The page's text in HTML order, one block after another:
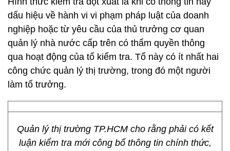
dấu hiệu về hành vi vi phạm pháp luật của doanh
nghiệp hoặc từ yêu cầu của thủ trưởng cơ quan
quản lý nhà nước cấp trên có thẩm quyền thông
qua hoạt động của tổ kiểm tra. Tổ này có ít nhất hai
công chức quản lý thị trường, trong đó một người
làm tổ trưởng.
Quản lý thị trường TP.HCM cho rằng phải có kết
luận kiểm tra mới công bố thông tin chính thức,